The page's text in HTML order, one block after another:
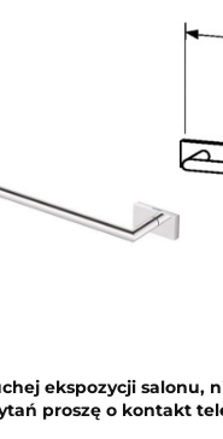
ekspozycji salonu,
proszę o kontakt